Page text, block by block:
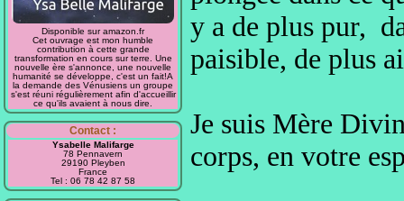
Disponible sur amazon.fr
Cet ouvrage est mon humble
contribution à cette grande
transformation en cours sur terre. Une
nouvelle ère s'annonce, une nouvelle
humanité se développe, c'est un fait!A
la demande des Vénusiens un groupe
s'est réuni régulièrement afin d'accueillir
ce qu'ils avaient à nous dire.
Contact :
Ysabelle Malifarge
78 Pennavern
29190 Pleyben
France
Tel : 06 78 42 87 58
y a de plus pur,
paisible, de plus
Je suis Mère
corps, en votre